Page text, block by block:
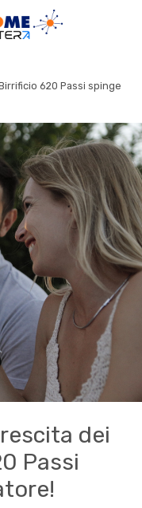
620 Passi spinge
dei
Passi